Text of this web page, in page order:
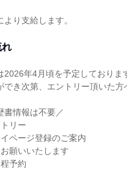
り支給します。
れ
年4月頃を予定しておりま
き次第、エントリー頂いた方
書情報は不要／
リー
ページ登録のご案内
願いいたします
予約